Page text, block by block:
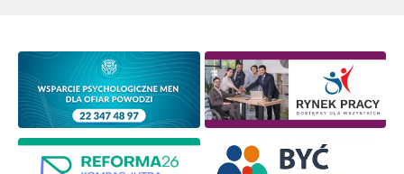
osobowych przez ORE w celach marketingowych.
Zapisuję się